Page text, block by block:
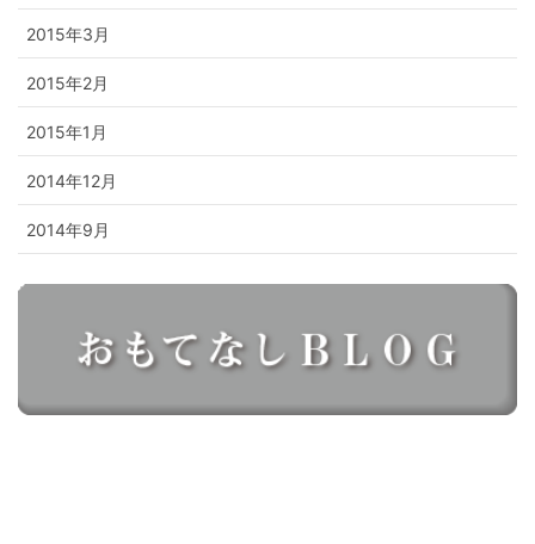
2015年3月
2015年2月
2015年1月
2014年12月
2014年9月